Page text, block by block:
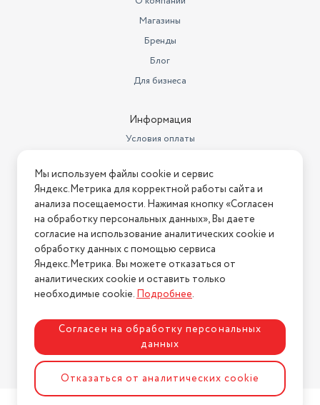
Магазины
Бренды
Блог
Для бизнеса
Информация
Условия оплаты
Условия возврата
Нашли ошибку на сайте? Напишите нам
2026 © Интернет-магазин "АстМаркет". У нас есть всё!
Политика конфиденциальности
Разработка сайтаASTDESIGN
Мы используем файлы cookie и сервис
Яндекс.Метрика для корректной работы сайта и
анализа посещаемости. Нажимая кнопку «Согласен
на обработку персональных данных», Вы даете
согласие на использование аналитических cookie и
обработку данных с помощью сервиса
Яндекс.Метрика. Вы можете отказаться от
аналитических cookie и оставить только
необходимые cookie.Подробнее.
Согласен на обработку персональных
данных
Отказаться от аналитических cookie